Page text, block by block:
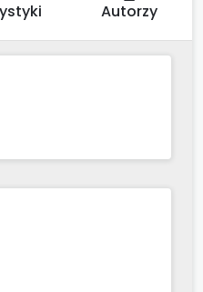
Autorzy